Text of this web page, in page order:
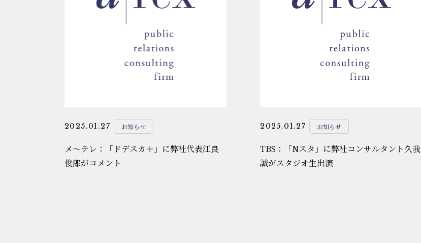
2025.01.27 お知らせ
メ～テレ：「ドデスカ＋」に弊社代表江良
俊郎がコメント
2025.01.27 お知らせ
TBS：「Nスタ」に弊社コンサルタント久我
誠がスタジオ生出演